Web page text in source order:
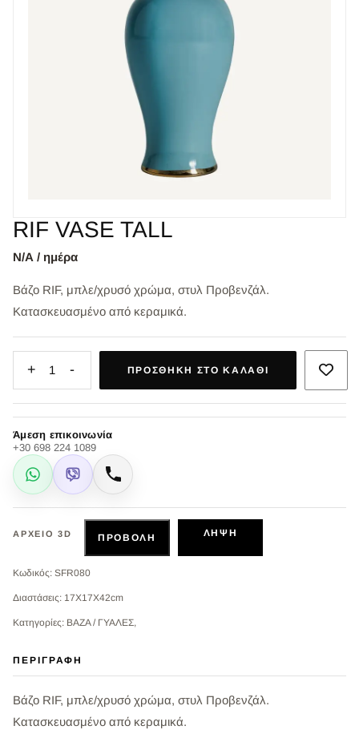
RIF VASE TALL
Ν/Α / ημέρα
Βάζο RIF, μπλε/χρυσό χρώμα, στυλ Προβενζάλ.
Κατασκευασμένο από κεραμικά.
+ 1 - ΠΡΟΣΘΉΚΗ ΣΤΟ ΚΑΛΆΘΙ
Άμεση επικοινωνία
+30 698 224 1089
WhatsApp
Viber Κλήση
ΑΡΧΕΊΟ 3D ΠΡΟΒΟΛΉ ΛΉΨΗ
Κωδικός: SFR080
Διαστάσεις: 17X17X42cm
Κατηγορίες: ΒΑΖΑ / ΓΥΑΛΕΣ,
ΠΕΡΙΓΡΑΦΉ
Βάζο RIF, μπλε/χρυσό χρώμα, στυλ Προβενζάλ.
Κατασκευασμένο από κεραμικά.